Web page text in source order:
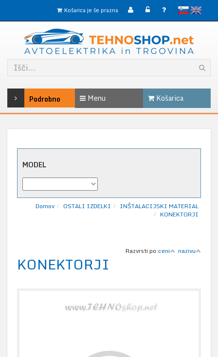
slovenskoEnglish
Košarica je še prazna
Podrobno Menu Košarica
MODEL
Domov OSTALI IZDELKI
INŠTALACIJSKI MATERIAL
KONEKTORJI
Razvrsti po:ceni nazivu
KONEKTORJI